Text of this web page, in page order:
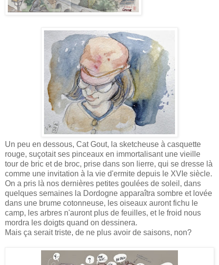
Un peu en dessous, Cat Gout, la sketcheuse à casquette
rouge, suçotait ses pinceaux en immortalisant une vieille
tour de bric et de broc, prise dans son lierre, qui se dresse là
comme une invitation à la vie d'ermite depuis le XVIe siècle.
On a pris là nos dernières petites goulées de soleil, dans
quelques semaines la Dordogne apparaîtra sombre et lovée
dans une brume cotonneuse, les oiseaux auront fichu le
camp, les arbres n'auront plus de feuilles, et le froid nous
mordra les doigts quand on dessinera.
Mais ça serait triste, de ne plus avoir de saisons, non?